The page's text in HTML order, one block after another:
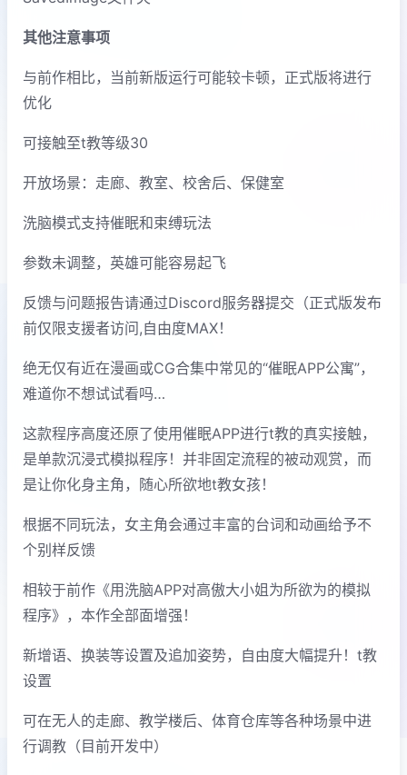
其他注意事项
与前作相比，当前新版运行可能较卡顿，正式版将进行
优化
可接触至t教等级30
开放场景：走廊、教室、校舍后、保健室
洗脑模式支持催眠和束缚玩法
参数未调整，英雄可能容易起飞
反馈与问题报告请通过Discord服务器提交（正式版发布
前仅限支援者访问,自由度MAX！
绝无仅有近在漫画或CG合集中常见的“催眠APP公寓”，
难道你不想试试看吗…
这款程序高度还原了使用催眠APP进行t教的真实接触，
是单款沉浸式模拟程序！并非固定流程的被动观赏，而
是让你化身主角，随心所欲地t教女孩！
根据不同玩法，女主角会通过丰富的台词和动画给予不
个别样反馈
相较于前作《用洗脑APP对高傲大小姐为所欲为的模拟
程序》，本作全部面增强！
新增语、换装等设置及追加姿势，自由度大幅提升！t教
设置
可在无人的走廊、教学楼后、体育仓库等各种场景中进
行调教（目前开发中）